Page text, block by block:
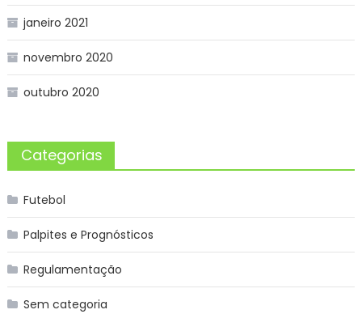
janeiro 2021
novembro 2020
outubro 2020
Categorias
Futebol
Palpites e Prognósticos
Regulamentação
Sem categoria